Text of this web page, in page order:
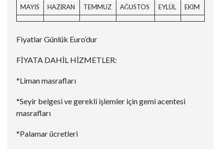
MAYIS HAZİRAN TEMMUZ AĞUSTOS EYLÜL EKİM
Fiyatlar Günlük Euro’dur
FİYATA DAHİL HİZMETLER:
*Liman masrafları
*Seyir belgesi ve gerekli işlemler için gemi acentesi
masrafları
*Palamar ücretleri